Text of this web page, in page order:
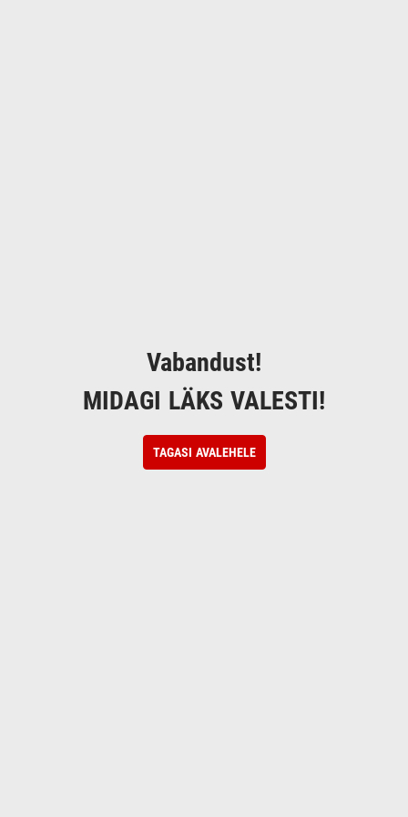
Vabandust!
MIDAGI LÄKS VALESTI!
TAGASI AVALEHELE